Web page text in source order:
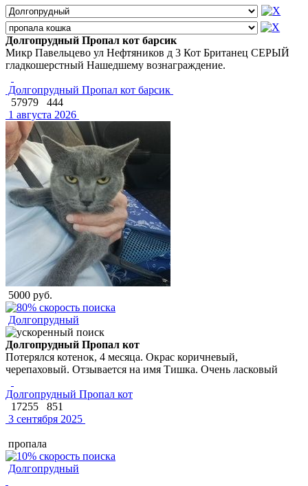
Долгопрудный Пропал кот барсик
Микр Павельцево ул Нефтяников д 3 Кот Британец СЕРЫЙ
гладкошерстный Нашедшему вознаграждение.
Долгопрудный Пропал кот барсик
57979
444
1 августа 2026
5000 руб.
Долгопрудный
Долгопрудный Пропал кот
Потерялся котенок, 4 месяца. Окрас коричневый,
черепаховый. Отзывается на имя Тишка. Очень ласковый
Долгопрудный Пропал кот
17255
851
3 сентября 2025
пропала
Долгопрудный